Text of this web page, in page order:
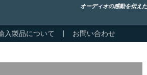
オーディオの感動を伝え
入製品について お問い合わせ